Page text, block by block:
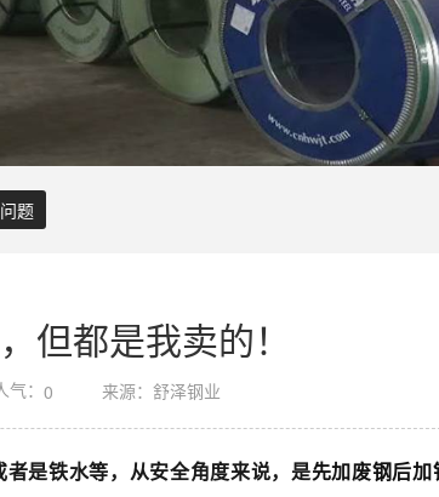
题
但都是我卖的！
气： 0 来源：舒泽钢业
是铁水等，从安全角度来说，是先加废钢后加